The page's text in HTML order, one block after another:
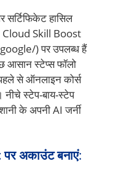
हासिल
Cloud Skill Boost
) पर उपलब्ध हैं
आसान स्टेप्स फॉलो
से ऑनलाइन कोर्स
स्टेप-बाय-स्टेप
के अपनी AI जर्नी
अकाउंट बनाएं: